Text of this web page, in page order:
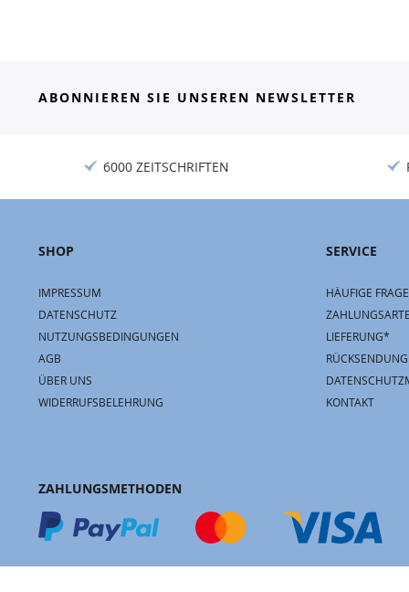
ABONNIEREN SIE UNSEREN NEWSLETTER
6000 ZEITSCHRIFTEN
SHOP
IMPRESSUM
DATENSCHUTZ
NUTZUNGSBEDINGUNGEN
AGB
ÜBER UNS
WIDERRUFSBELEHRUNG
SERVICE
HÄUFIGE
LIEFERUNG*
KONTAKT
ZAHLUNGSMETHODEN